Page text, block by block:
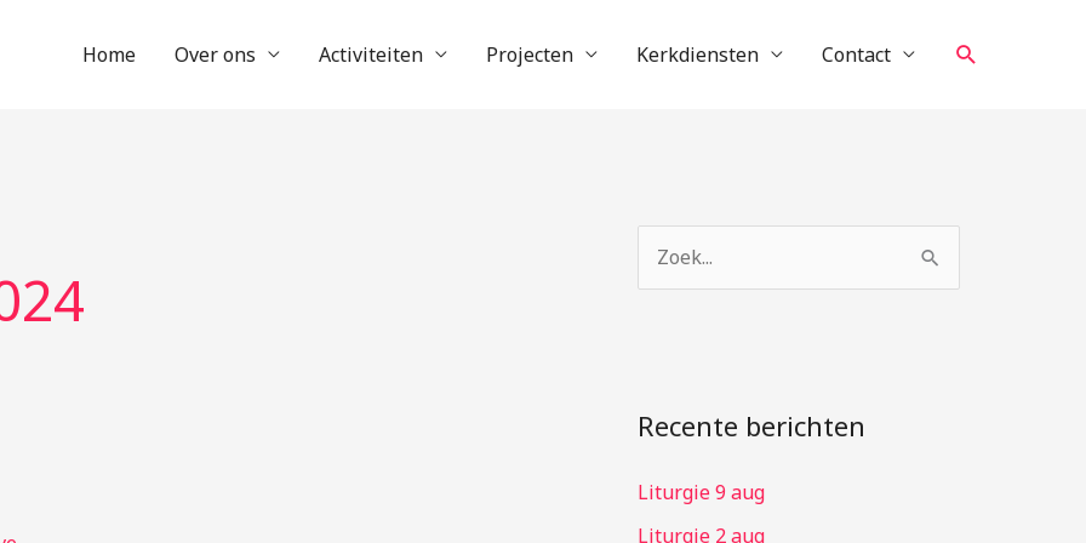
Home Over ons Activiteiten Projecten Kerkdiensten Contact Zoeken
n
a
r
Recente berichten
Liturgie 9 aug
Liturgie 2 aug